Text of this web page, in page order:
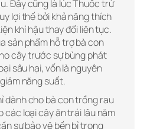
Đây cũng là lúc Thuốc trừ
lợi thế bởi khả năng thích
khí hậu thay đổi liên tục.
sản phẩm hỗ trợ bà con
cây trước sự bùng phát
sâu hại, vốn là nguyên
năng suất.
dành cho bà con trồng rau
các loại cây ăn trái lâu năm
sự bảo vệ bền bỉ trong